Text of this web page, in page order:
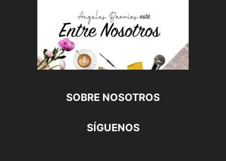
SOBRE NOSOTROS
SÍGUENOS